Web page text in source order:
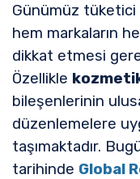
Günümüz tüketici
hem markaların
dikkat etmesi
Özellikle
bileşenlerinin
düzenlemelere
taşımaktadır.
tarihinde Global